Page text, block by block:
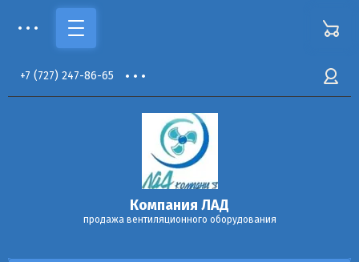
+7 (727) 247-86-65
Компания ЛАД
продажа вентиляционного оборудования